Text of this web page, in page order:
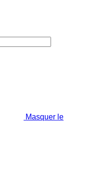
Masquer le